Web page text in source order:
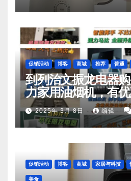
促销活动 博客 商城 推荐 普通
到列治文振龙电器
力家用油烟机，有
2025年 3月 8日 编辑
促销活动 博客 商城 家居与科技
美食